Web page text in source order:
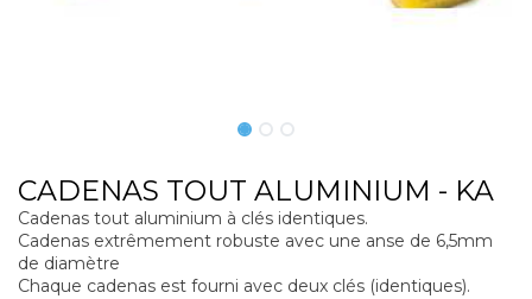
CADENAS TOUT ALUMINIUM - KA
Cadenas tout aluminium à clés identiques.
Cadenas extrêmement robuste avec une anse de 6,5mm
de diamètre
Chaque cadenas est fourni avec deux clés (identiques).